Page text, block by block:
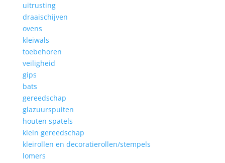
uitrusting
draaischijven
ovens
kleiwals
toebehoren
veiligheid
gips
bats
gereedschap
glazuurspuiten
houten spatels
klein gereedschap
kleirollen en decoratierollen/stempels
lomers